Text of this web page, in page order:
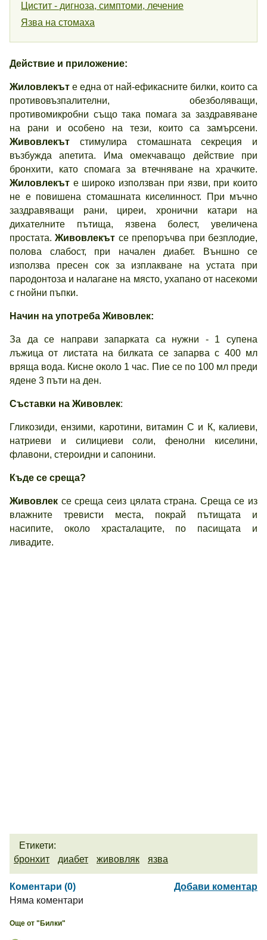
Цистит - дигноза, симптоми, лечение
Язва на стомаха
Действие и приложение:
Жиловлекът е една от най-ефикасните билки, които са
противовъзпалителни, обезболяващи,
противомикробни също така помага за заздравяване
на рани и особено на тези, които са замърсени.
Живовлекът стимулира стомашната секреция и
възбужда апетита. Има омекчаващо действие при
бронхити, като спомага за втечняване на храчките.
Жиловлекът е широко използван при язви, при които
не е повишена стомашната киселинност. При мъчно
заздравяващи рани, циреи, хронични катари на
дихателните пътища, язвена болест, увеличена
простата.Живовлекът се препоръчва при безплодие,
полова слабост, при начален диабет. Външно се
използва пресен сок за изплакване на устата при
пародонтоза и налагане на място, ухапано от насекоми
с гнойни пъпки.
Начин на употреба Живовлек:
За да се направи запарката са нужни - 1 супена
лъжица от листата на билката се запарва с 400 мл
вряща вода. Кисне около 1 час. Пие се по 100 мл преди
ядене 3 пъти на ден.
Съставки на Живовлек:
Гликозиди, ензими, каротини, витамин С и К, калиеви,
натриеви и силициеви соли, фенолни киселини,
флавони, стероидни и сапонини.
Къде се среща?
Живовлек се среща сеиз цялата страна. Среща се из
влажните тревисти места, покрай пътищата и
насипите, около храсталаците, по пасищата и
ливадите.
Етикети:
бронхит
диабет живовляк язва
Коментари (0)
Добави коментар
Няма коментари
Още от "Билки"